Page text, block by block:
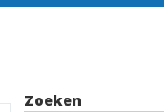
Zoeken